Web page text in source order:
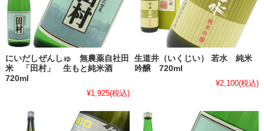
にいだしぜんしゅ 無農薬自社田
米 「田村」 生もと純米酒
720ml
¥1,925(税込)
生道井（いくじい） 若水 純米
吟醸 720ml
¥2,100(税込)